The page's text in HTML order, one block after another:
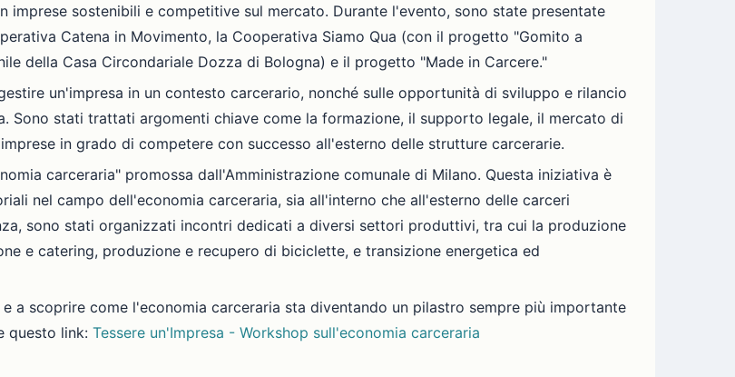
imprese sostenibili e competitive sul mercato. Durante l'evento, sono state presentate
Catena in Movimento, la Cooperativa Siamo Qua (con il progetto "Gomito a
della Casa Circondariale Dozza di Bologna) e il progetto "Made in Carcere."
un'impresa in un contesto carcerario, nonché sulle opportunità di sviluppo e rilancio
Sono stati trattati argomenti chiave come la formazione, il supporto legale, il mercato di
in grado di competere con successo all'esterno delle strutture carcerarie.
carceraria" promossa dall'Amministrazione comunale di Milano. Questa iniziativa è
nel campo dell'economia carceraria, sia all'interno che all'esterno delle carceri
sono stati organizzati incontri dedicati a diversi settori produttivi, tra cui la produzione
e catering, produzione e recupero di biciclette, e transizione energetica ed
a scoprire come l'economia carceraria sta diventando un pilastro sempre più importante
questo link: Tessere un'Impresa - Workshop sull'economia carceraria